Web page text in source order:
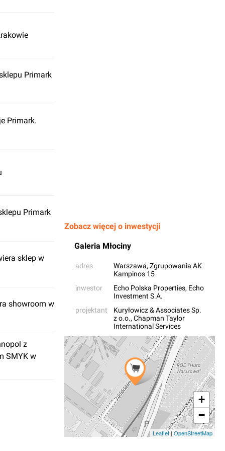
Primark
Primark.
Primark
sklep w
showroom w
z
SMYK w
Zobacz więcej o inwestycji
Galeria Młociny
adres Warszawa, Zgrupowania AK
Kampinos 15
inwestor
Echo Polska Properties, Echo
Investment S.A.
projektant
Kuryłowicz & Associates Sp.
z o.o., Chapman Taylor
International Services
+
−
Leaflet| OpenStreetMap